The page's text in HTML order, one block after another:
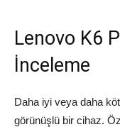
Lenovo K6
İnceleme
Daha iyi veya daha
görünüşlü bir cihaz.